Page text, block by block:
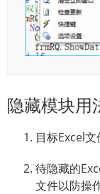
隐藏模块用
目标Excel
待隐藏的
文件以防操